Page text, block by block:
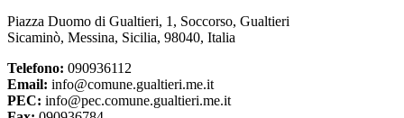
Piazza Duomo di Gualtieri, 1, Soccorso, Gualtieri
Sicaminò, Messina, Sicilia, 98040, Italia
Telefono: 090936112
Email: info@comune.gualtieri.me.it
PEC: info@pec.comune.gualtieri.me.it